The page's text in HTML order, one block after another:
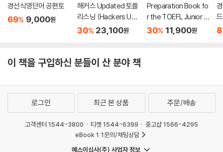
경선식영단어 공편토
69% 9,000원
해커스 Updated 토플
리스닝 (Hackers Up
dated TOEFL LISTE
30% 23,100원
Preparation Book fo
r the TOEFL Junior T
est Focus on Questi
30% 11,900원
이 책을 구입하신 분들이 산 분야 책
로그인 최근 본 상품 주문/배송
고객센터 1544-3800 티켓 1544-6399
중고샵 1566-4295
eBook 1:1문의/채팅상담
예스이십사(주) 사업자 정보